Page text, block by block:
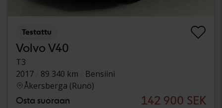
Testattu
Volvo V40
T3
2017
89 340 km
Bensiini
Åkersberga (Runö)
Osta suoraan 142 900 SEK